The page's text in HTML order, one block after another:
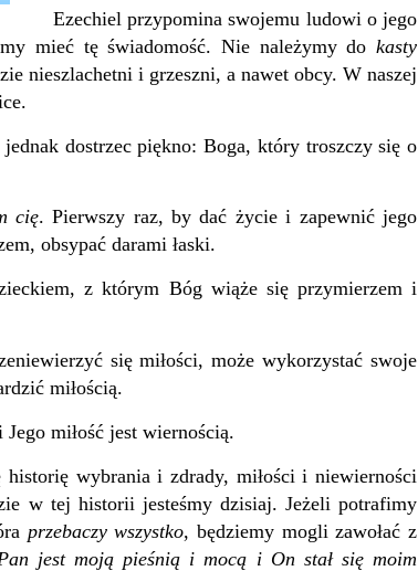
Ezechiel przypomina swojemu ludowi o jego
mieć tę świadomość. Nie należymy do kasty
nieszlachetni i grzeszni, a nawet obcy. W naszej
dostrzec piękno: Boga, który troszczy się o
cię. Pierwszy raz, by dać życie i zapewnić jego
obsypać darami łaski.
z którym Bóg wiąże się przymierzem i
się miłości, może wykorzystać swoje
miłością.
miłość jest wiernością.
wybrania i zdrady, miłości i niewierności
w tej historii jesteśmy dzisiaj. Jeżeli potrafimy
przebaczy wszystko, będziemy mogli zawołać z
jest moją pieśnią i mocą i On stał się moim